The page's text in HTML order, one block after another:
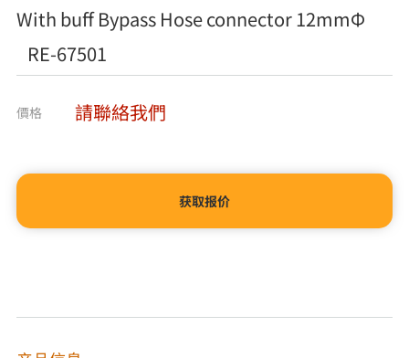
With buff Bypass Hose connector 12mmΦ
RE-67501
價格 請聯絡我們
获取报价